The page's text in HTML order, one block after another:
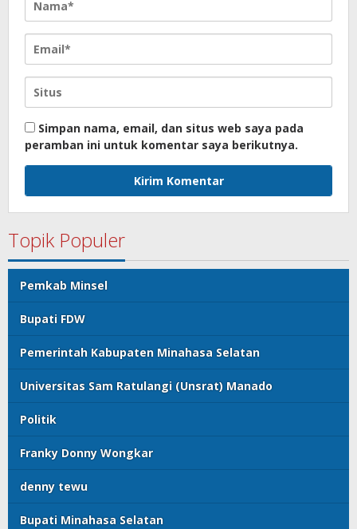
Simpan nama, email, dan situs web saya pada
peramban ini untuk komentar saya berikutnya.
Topik Populer
Pemkab Minsel
Bupati FDW
Pemerintah Kabupaten Minahasa Selatan
Universitas Sam Ratulangi (Unsrat) Manado
Politik
Franky Donny Wongkar
denny tewu
Bupati Minahasa Selatan